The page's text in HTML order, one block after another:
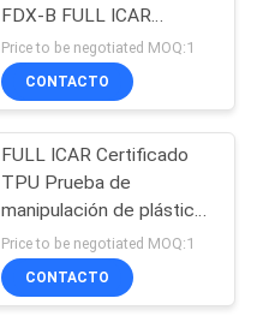
FDX-B FULL ICAR
134.2khz Etiquetas de
oído RFID
Price to be negotiated MOQ:1
CONTACTO
FULL ICAR Certificado
TPU Prueba de
manipulación de plástico
de ganado Rfid etiquetas
de oído 134.2khz
Price to be negotiated MOQ:1
CONTACTO